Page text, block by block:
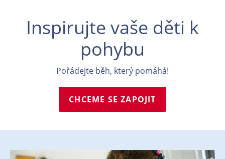
Inspirujte vaše děti k
pohybu
Pořádejte běh, který pomáhá!
CHCEME SE ZAPOJIT